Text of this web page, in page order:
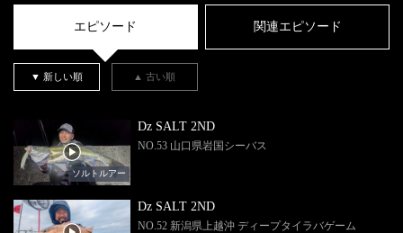
エピソード 関連エピソード
▼ 新しい順 ▲ 古い順
ソルトルアー
Dz SALT 2ND
NO.53 山口県岩国シーバス
Dz SALT 2ND
NO.52 新潟県上越沖 ディープタイラバゲーム